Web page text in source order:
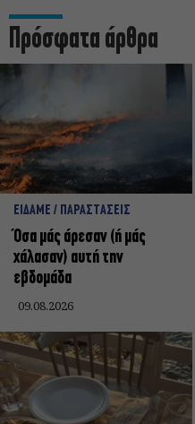
Πρόσφατα άρθρα
ΕΙΔΑΜΕ / ΠΑΡΑΣΤΑΣΕΙΣ
Όσα μάς άρεσαν (ή μάς
χάλασαν) αυτή την
εβδομάδα
09.08.2026